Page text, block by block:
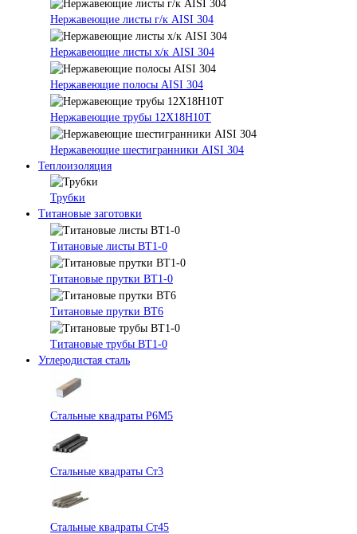
Нержавеющие листы г/к AISI 304
Нержавеющие листы х/к AISI 304
Нержавеющие полосы AISI 304
Нержавеющие трубы 12Х18Н10Т
Нержавеющие шестигранники AISI 304
Теплоизоляция
Трубки
Титановые заготовки
Титановые листы ВТ1-0
Титановые прутки ВТ1-0
Титановые прутки ВТ6
Титановые трубы ВТ1-0
Углеродистая сталь
Стальные квадраты Р6М5
Стальные квадраты Ст3
Стальные квадраты Ст45